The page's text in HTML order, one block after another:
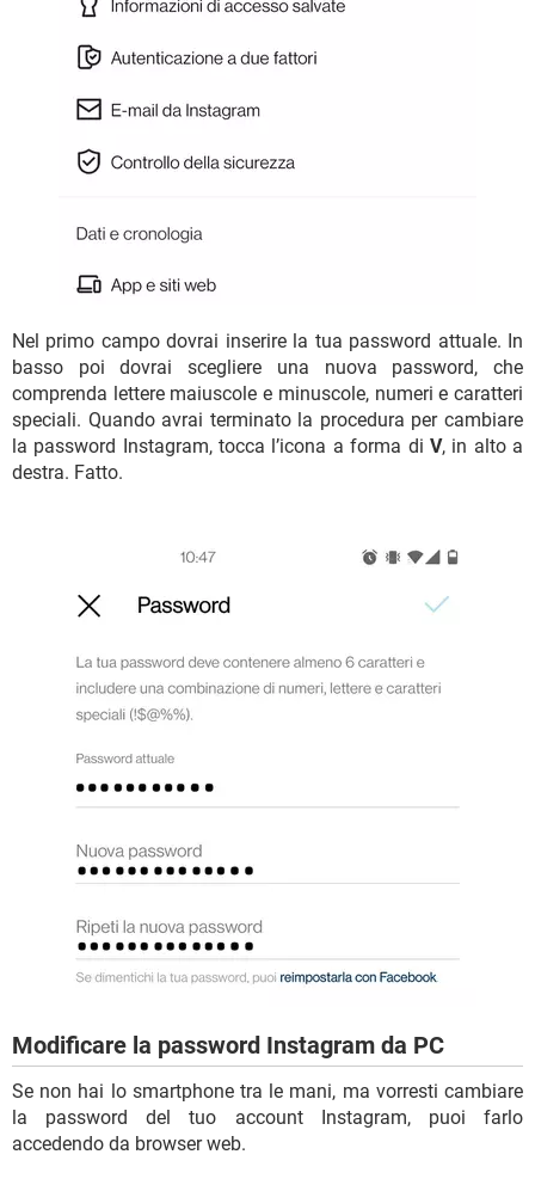
Nel primo campo dovrai inserire la tua password attuale. In
basso poi dovrai scegliere una nuova password, che
comprenda lettere maiuscole e minuscole, numeri e caratteri
speciali. Quando avrai terminato la procedura per cambiare
la password Instagram, tocca l’icona a forma di V, in alto a
destra. Fatto.
Modificare la password Instagram da PC
Se non hai lo smartphone tra le mani, ma vorresti cambiare
la password del tuo account Instagram, puoi farlo
accedendo da browser web.